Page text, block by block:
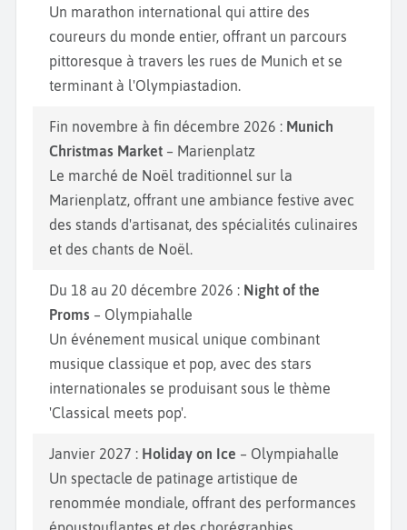
Un marathon international qui attire des
coureurs du monde entier, offrant un parcours
pittoresque à travers les rues de Munich et se
terminant à l'Olympiastadion.
Fin novembre à fin décembre 2026 : Munich
Christmas Market – Marienplatz
Le marché de Noël traditionnel sur la
Marienplatz, offrant une ambiance festive avec
des stands d'artisanat, des spécialités culinaires
et des chants de Noël.
Du 18 au 20 décembre 2026 : Night of the
Proms – Olympiahalle
Un événement musical unique combinant
musique classique et pop, avec des stars
internationales se produisant sous le thème
'Classical meets pop'.
Janvier 2027 : Holiday on Ice – Olympiahalle
Un spectacle de patinage artistique de
renommée mondiale, offrant des performances